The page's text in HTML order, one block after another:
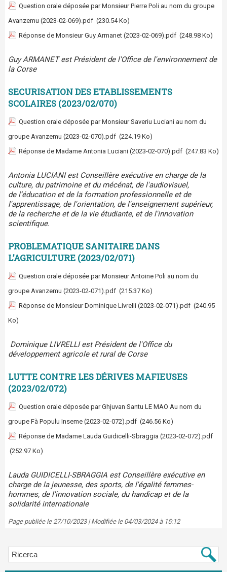
Question orale déposée par Monsieur Pierre Poli au nom du groupe
Avanzemu (2023-02-069).pdf (230.54 Ko)
Réponse de Monsieur Guy Armanet (2023-02-069).pdf (248.98 Ko)
Guy ARMANET est Président de l'Office de l'environnement de
la Corse
SECURISATION DES ETABLISSEMENTS
SCOLAIRES (2023/02/070)
Question orale déposée par Monsieur Saveriu Luciani au nom du
groupe Avanzemu (2023-02-070).pdf (224.19 Ko)
Réponse de Madame Antonia Luciani (2023-02-070).pdf (247.83 Ko)
Antonia LUCIANI est Conseillère exécutive en charge de la
culture, du patrimoine et du mécénat, de l'audiovisuel,
de l’éducation et de la formation professionnelle et de
l'apprentissage, de l'orientation, de l'enseignement supérieur,
de la recherche et de la vie étudiante, et de l'innovation
scientifique.
PROBLEMATIQUE SANITAIRE DANS
L’AGRICULTURE (2023/02/071)
Question orale déposée par Monsieur Antoine Poli au nom du
groupe Avanzemu (2023-02-071).pdf (215.37 Ko)
Réponse de Monsieur Dominique Livrelli (2023-02-071).pdf (240.95
Ko)
Dominique LIVRELLI est Président de l'Office du
développement agricole et rural de Corse
LUTTE CONTRE LES DÉRIVES MAFIEUSES
(2023/02/072)
Question orale déposée par Ghjuvan Santu LE MAO Au nom du
groupe Fà Populu Inseme (2023-02-072).pdf (246.56 Ko)
Réponse de Madame Lauda Guidicelli-Sbraggia (2023-02-072).pdf
(252.97 Ko)
Lauda GUIDICELLI-SBRAGGIA est Conseillère exécutive en
charge de la jeunesse, des sports, de l'égalité femmes-
hommes, de l'innovation sociale, du handicap et de la
solidarité internationale
Page publiée le 27/10/2023 | Modifiée le 04/03/2024 à 15:12